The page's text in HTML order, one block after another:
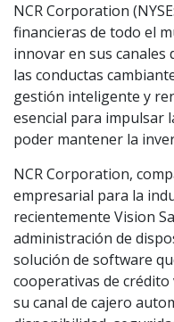
NCR Corporation
financieras de todo el
innovar en sus
las conductas
gestión inteligente y
esencial para impulsar
poder mantener la
NCR Corporation,
empresarial para la
recientemente Vision
administración de
solución de software
cooperativas de
su canal de cajero